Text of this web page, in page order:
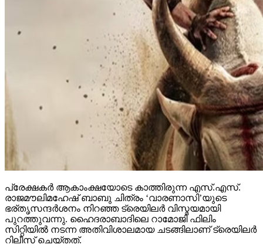
പ്രേക്ഷകര്‍ ആകാംക്ഷയോടെ കാത്തിരുന്ന എസ്.എസ്.
രാജമൗലിമഹേഷ് ബാബു ചിത്രം ‘വാരണാസി’യുടെ
ഭര്തൃസന്ദര്‍ശനം നിറഞ്ഞ ട്രെയിലര്‍ വിസ്മയമായി
പുറത്തുവന്നു. ഹൈദരാബാദിലെ റാമോജി ഫിലിം
സിറ്റിയില്‍ നടന്ന അതിവിശാലമായ ചടങ്ങിലാണ് ട്രെയിലര്‍
റിലീസ് ചെയ്തത്.